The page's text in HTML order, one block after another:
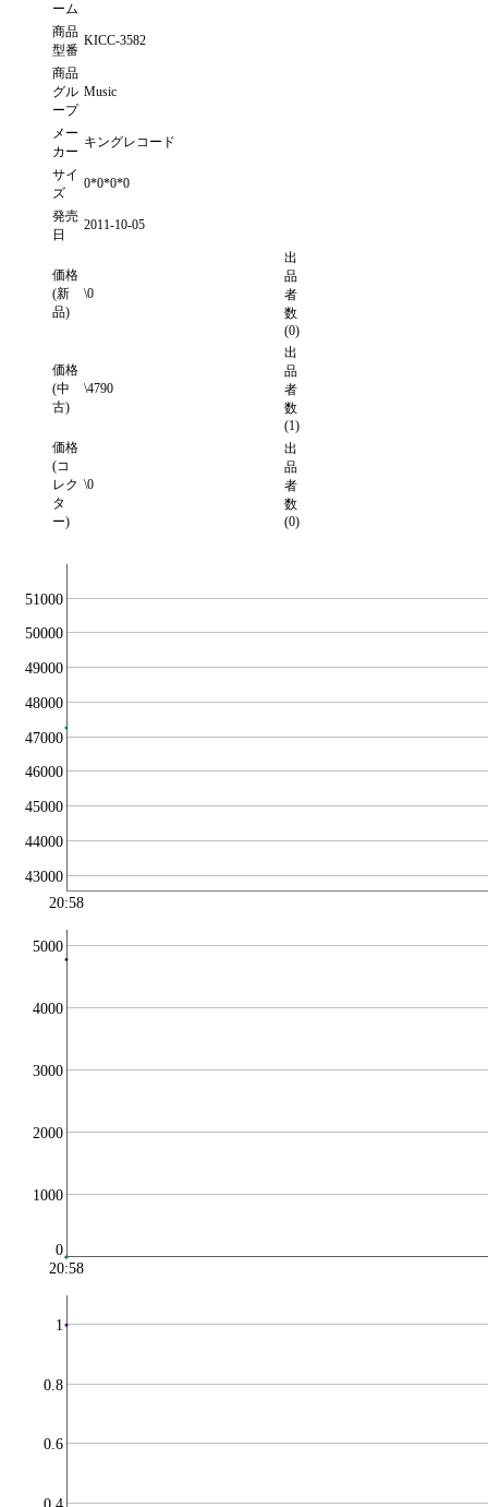
ーム
商品
型番
KICC-3582
商品
グル
ープ
Music
メー
カー
キングレコード
サイ
ズ
0*0*0*0
発売
日
2011-10-05
価格
(新
品)
\0
出
品
者
数
(0)
価格
(中
古)
\4790
出
品
者
数
(1)
価格
(コ
レク
タ
ー)
\0
出
品
者
数
(0)
43000
44000
45000
46000
47000
48000
49000
50000
51000
20:58
0
1000
2000
3000
4000
5000
20:58
0.6
0.8
1